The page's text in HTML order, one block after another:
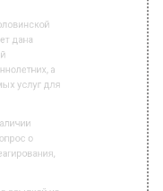
в
а
услуг для
о